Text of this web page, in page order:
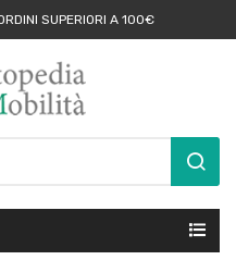
SUPERIORI A 100€